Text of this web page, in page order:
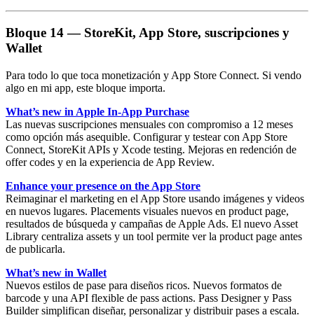
Bloque 14 — StoreKit, App Store, suscripciones y
Wallet
Para todo lo que toca monetización y App Store Connect. Si vendo
algo en mi app, este bloque importa.
What’s new in Apple In-App Purchase
Las nuevas suscripciones mensuales con compromiso a 12 meses
como opción más asequible. Configurar y testear con App Store
Connect, StoreKit APIs y Xcode testing. Mejoras en redención de
offer codes y en la experiencia de App Review.
Enhance your presence on the App Store
Reimaginar el marketing en el App Store usando imágenes y videos
en nuevos lugares. Placements visuales nuevos en product page,
resultados de búsqueda y campañas de Apple Ads. El nuevo Asset
Library centraliza assets y un tool permite ver la product page antes
de publicarla.
What’s new in Wallet
Nuevos estilos de pase para diseños ricos. Nuevos formatos de
barcode y una API flexible de pass actions. Pass Designery Pass
Buildersimplifican diseñar, personalizar y distribuir pases a escala.